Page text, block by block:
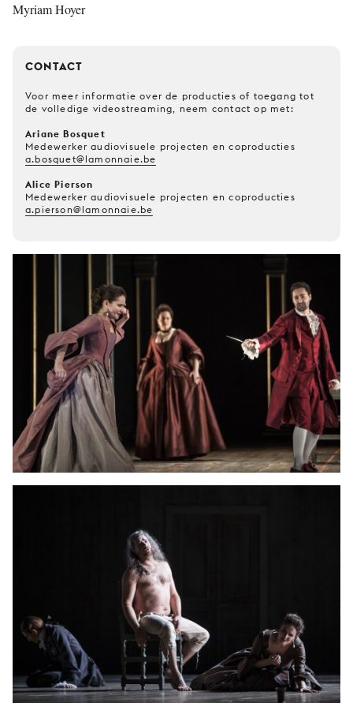
Myriam Hoyer
CONTACT
Voor meer informatie over de producties of toegang tot
de volledige videostreaming, neem contact op met:
Ariane Bosquet
Medewerker audiovisuele projecten en coproducties
a.bosquet@lamonnaie.be
Alice Pierson
Medewerker audiovisuele projecten en coproducties
a.pierson@lamonnaie.be